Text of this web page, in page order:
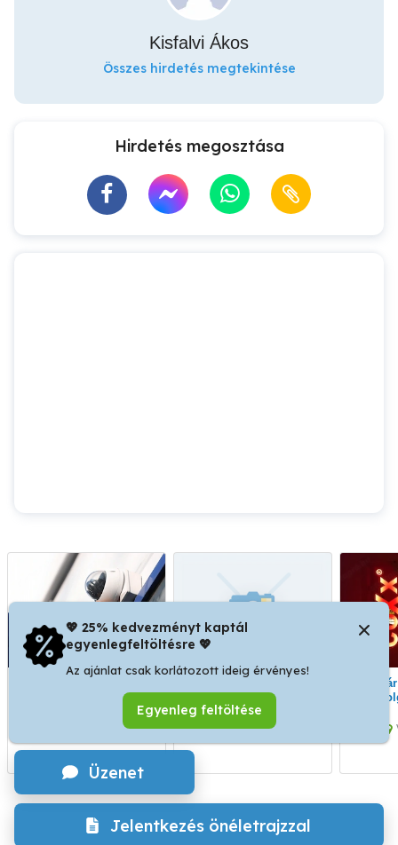
Üzenet
Jelentkezés önéletrajzzal
Kisfalvi Ákos
Összes hirdetés megtekintése
Hirdetés megosztása
rendszerszerelő állás
kísérőt keresek.
Veszprém
💖 25% kedvezményt kaptál
egyenlegfeltöltésre 💖
Az ajánlat csak korlátozott ideig érvényes!
Egyenleg feltöltése